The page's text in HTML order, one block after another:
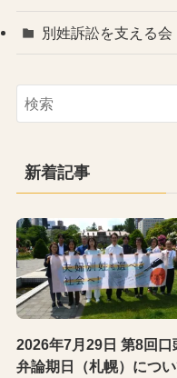
別姓訴訟を支える
新着記事
2026年7月29日 第8回口
弁論期日（札幌）につ